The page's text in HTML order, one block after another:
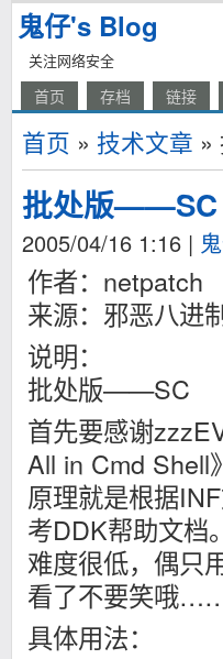
鬼仔's Blog
关注网络安全
首页 存档 链接
首页 » 技术文章
批处版——SC
2005/04/16 1:16 |
作者：netpatch
来源：邪恶八进
说明：
批处版——SC
首先要感谢
All in Cmd Shell
原理就是根据
考DDK帮助文档
难度很低，偶只
看了不要笑哦……
具体用法：